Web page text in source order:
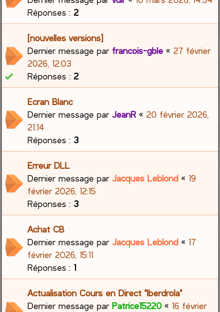
Réponses :2
[nouvelles versions]
Dernier message par francois-gble «27 février
2026, 12:03
Réponses :2
Ecran Blanc
Dernier message parJeanR «20 février 2026,
21:14
Réponses :3
Erreur DLL
Dernier message parJacques Leblond « 19
février 2026, 12:15
Réponses :3
Achat CB
Dernier message parJacques Leblond « 17
février 2026, 15:11
Réponses :1
Actualisation Cours en Direct "Iberdrola"
Dernier message parPatrice15220 « 16 février